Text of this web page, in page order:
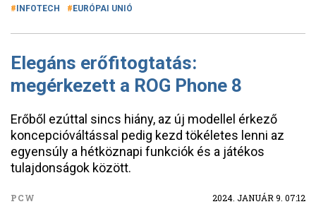
INFOTECH EURÓPAI UNIÓ
Elegáns erőfitogtatás:
megérkezett a ROG Phone 8
Erőből ezúttal sincs hiány, az új modellel érkező
koncepcióváltással pedig kezd tökéletes lenni az
egyensúly a hétköznapi funkciók és a játékos
tulajdonságok között.
PCW 2024. JANUÁR 9. 07:12